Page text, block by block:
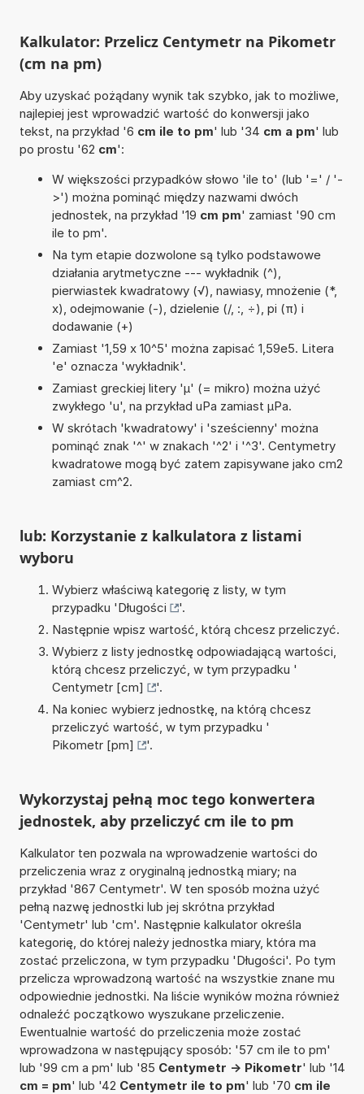
Kalkulator: Przelicz Centymetr na Pikometr
(cm na pm)
Aby uzyskać pożądany wynik tak szybko, jak to możliwe,
najlepiej jest wprowadzić wartość do konwersji jako
tekst, na przykład '6 cm ile to pm' lub '34 cm a pm' lub
po prostu '62 cm':
W większości przypadków słowo 'ile to' (lub '=' / '-
>') można pominąć między nazwami dwóch
jednostek, na przykład '19 cm pm' zamiast '90 cm
ile to pm'.
Na tym etapie dozwolone są tylko podstawowe
działania arytmetyczne --- wykładnik (^),
pierwiastek kwadratowy (√), nawiasy, mnożenie (*,
x), odejmowanie (-), dzielenie (/, :, ÷), pi (π) i
dodawanie (+)
Zamiast '1,59 x 10^5' można zapisać 1,59e5. Litera
'e' oznacza 'wykładnik'.
Zamiast greckiej litery 'µ' (= mikro) można użyć
zwykłego 'u', na przykład uPa zamiast µPa.
W skrótach 'kwadratowy' i 'sześcienny' można
pominąć znak '^' w znakach '^2' i '^3'. Centymetry
kwadratowe mogą być zatem zapisywane jako cm2
zamiast cm^2.
lub: Korzystanie z kalkulatora z listami
wyboru
Wybierz właściwą kategorię z listy, w tym
przypadku 'Długości
'.
Następnie wpisz wartość, którą chcesz przeliczyć.
Wybierz z listy jednostkę odpowiadającą wartości,
którą chcesz przeliczyć, w tym przypadku '
Centymetr [cm]
'.
Na koniec wybierz jednostkę, na którą chcesz
przeliczyć wartość, w tym przypadku '
Pikometr [pm]
'.
Wykorzystaj pełną moc tego konwertera
jednostek, aby przeliczyć cm ile to pm
Kalkulator ten pozwala na wprowadzenie wartości do
przeliczenia wraz z oryginalną jednostką miary; na
przykład '867 Centymetr'. W ten sposób można użyć
pełną nazwę jednostki lub jej skrótna przykład
'Centymetr' lub 'cm'. Następnie kalkulator określa
kategorię, do której należy jednostka miary, która ma
zostać przeliczona, w tym przypadku 'Długości'. Po tym
przelicza wprowadzoną wartość na wszystkie znane mu
odpowiednie jednostki. Na liście wyników można również
odnaleźć początkowo wyszukane przeliczenie.
Ewentualnie wartość do przeliczenia może zostać
wprowadzona w następujący sposób: '57 cm ile to pm'
lub '99 cm a pm' lub '85 Centymetr -> Pikometr' lub '14
cm = pm' lub '42 Centymetr ile to pm' lub '70 cm ile